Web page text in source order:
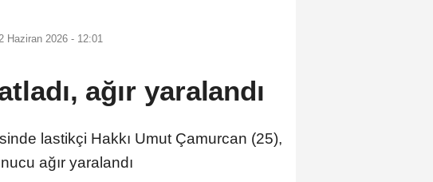
Haziran 2026 - 12:01
ağır yaralandı
lastikçi Hakkı Umut Çamurcan (25),
ağır yaralandı